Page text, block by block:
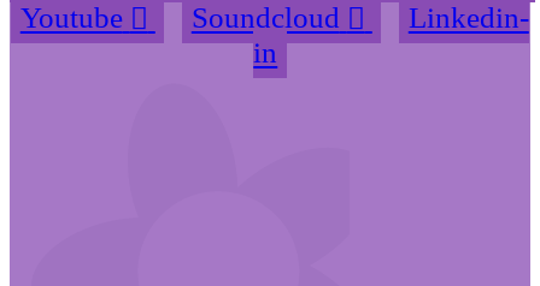
Youtube
Soundcloud
Linkedin-
in